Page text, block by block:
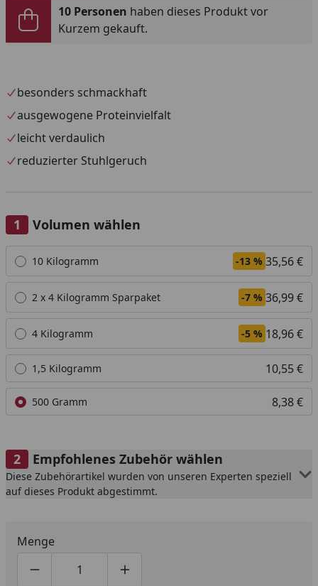
10 Personen haben dieses Produkt vor
Kurzem gekauft.
besonders schmackhaft
ausgewogene Proteinvielfalt
leicht verdaulich
reduzierter Stuhlgeruch
Volumen wählen
Alle anzeigen (5)
10 Kilogramm -13 % 35,56 €
2 x 4 Kilogramm Sparpaket -7 % 36,99 €
4 Kilogramm -5 % 18,96 €
1,5 Kilogramm 10,55 €
500 Gramm 8,38 €
Empfohlenes Zubehör wählen
Diese Zubehörartikel wurden von unseren Experten speziell
auf dieses Produkt abgestimmt.
Menge
Produktmenge um eins verringern
Produktmenge manuell eingeben
Produktmenge um eins erhöhen